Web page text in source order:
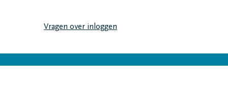
Vragen over inloggen